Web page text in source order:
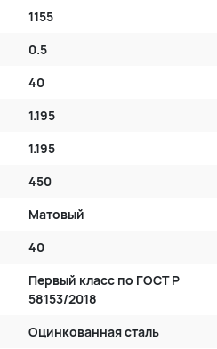
1155
0.5
40
1.195
1.195
450
Матовый
40
Первый класс по ГОСТ P
58153/2018
Оцинкованная сталь